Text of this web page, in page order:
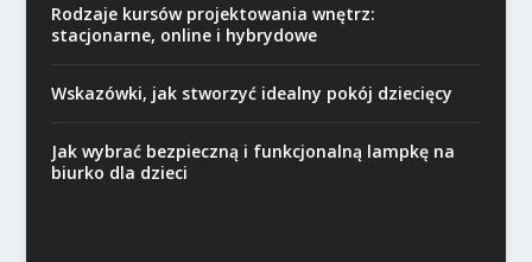
Rodzaje kursów projektowania wnętrz:
stacjonarne, online i hybrydowe
Wskazówki, jak stworzyć idealny pokój dziecięcy
Jak wybrać bezpieczną i funkcjonalną lampkę na
biurko dla dzieci